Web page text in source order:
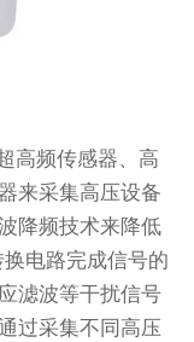
频传感器、高
来采集高压设备
降频技术来降低
电路完成信号的
滤波等干扰信号
过采集不同高压